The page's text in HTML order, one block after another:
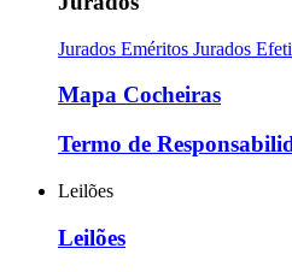
Jurados Eméritos Jurados
Mapa Cocheiras
Termo de
Leilões
Leilões